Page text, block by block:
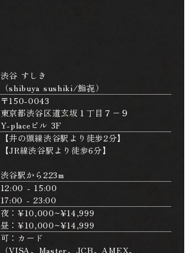
渋谷 すしき
（shibuya sushiki/鮨㐂）
〒150-0043
東京都渋谷区道玄坂１丁目７−９
Y-placeビル 3F
【井の頭線渋谷駅より徒歩2分】
【JR線渋谷駅より徒歩6分】
渋谷駅から223m
12:00 - 15:00
17:00 - 23:00
夜：¥10,000~¥14,999
昼：¥10,000~¥14,999
可：カード
（VISA、Master、JCB、AMEX、